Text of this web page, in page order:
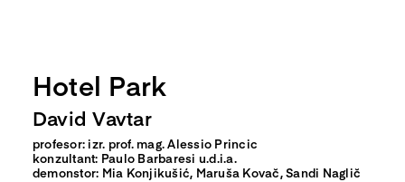
Hotel Park
David Vavtar
profesor: izr. prof. mag. Alessio Princic
konzultant: Paulo Barbaresi u.d.i.a.
demonstor: Mia Konjikušić, Maruša Kovač, Sandi Naglič